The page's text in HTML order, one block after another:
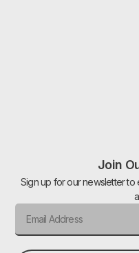
Join
Sign up for our newsletter to